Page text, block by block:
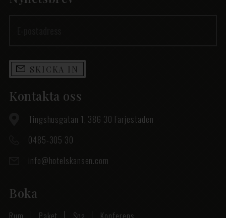
SKICKA IN
Kontakta oss
Tingshusgatan 1, 386 30 Färjestaden
0485-305 30
info@hotelskansen.com
Boka